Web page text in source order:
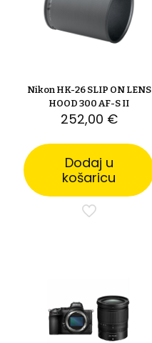
Nikon HK-26 SLIP ON LENS
HOOD 300 AF-S II
252,00 €
Dodaj u
košaricu